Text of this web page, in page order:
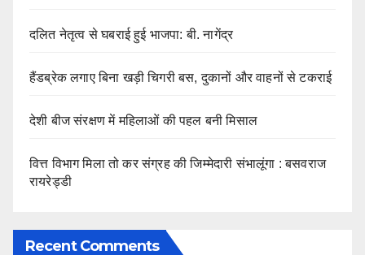
दलित नेतृत्व से घबराई हुई भाजपा: बी. नागेंद्र
हैंडब्रेक लगाए बिना खड़ी चिगरी बस, दुकानों और वाहनों से टकराई
देशी बीज संरक्षण में महिलाओं की पहल बनी मिसाल
वित्त विभाग मिला तो कर संग्रह की जिम्मेदारी संभालूंगा : बसवराज
रायरेड्डी
Recent Comments